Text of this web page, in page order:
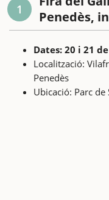
1
Penedès,
Dates: 20 i 21
Localització:
Penedès
Ubicació: Parc de